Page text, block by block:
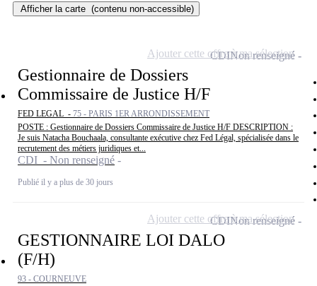
Afficher la carte (contenu non-accessible)
Gestionnaire de Dossiers
Commissaire de Justice H/F
FED LEGAL - 75 - PARIS 1ER ARRONDISSEMENT
POSTE : Gestionnaire de Dossiers Commissaire de Justice H/F DESCRIPTION :
Je suis Natacha Bouchaala, consultante exécutive chez Fed Légal, spécialisée dans le
recrutement des métiers juridiques et...
CDI - Non renseigné
Publié il y a plus de 30 jours
CDINon renseigné
Ajouter cette offre à ma sélection
GESTIONNAIRE LOI DALO
(F/H)
93 - COURNEUVE
CDINon renseigné
Ajouter cette offre à ma sélection